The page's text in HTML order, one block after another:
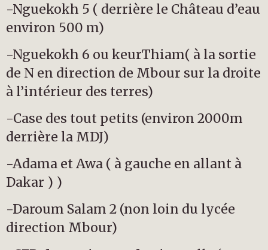
-Nguekokh 5 ( derrière le Château d’eau
environ 500 m)
-Nguekokh 6 ou keurThiam( à la sortie
de N en direction de Mbour sur la droite
à l’intérieur des terres)
-Case des tout petits (environ 2000m
derrière la MDJ)
-Adama et Awa ( à gauche en allant à
Dakar ) )
-Daroum Salam 2 (non loin du lycée
direction Mbour)